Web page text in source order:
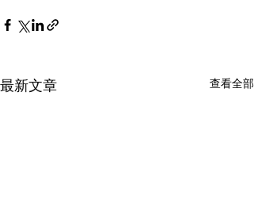
最新文章 查看全部